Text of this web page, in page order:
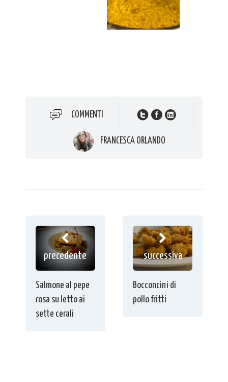
COMMENTI
FRANCESCA ORLANDO
precedente
Salmone al pepe
rosa su letto ai
sette cerali
successiva
Bocconcini di
pollo fritti